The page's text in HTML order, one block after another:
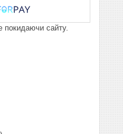
покидаючи сайту.